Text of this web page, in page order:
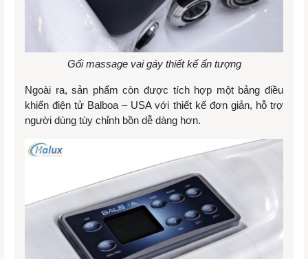
Gối massage vai gáy thiết kế ấn tượng
Ngoài ra, sản phẩm còn được tích hợp một bảng điều
khiển điện tử Balboa – USA với thiết kế đơn giản, hỗ trợ
người dùng tùy chỉnh bồn dễ dàng hơn.